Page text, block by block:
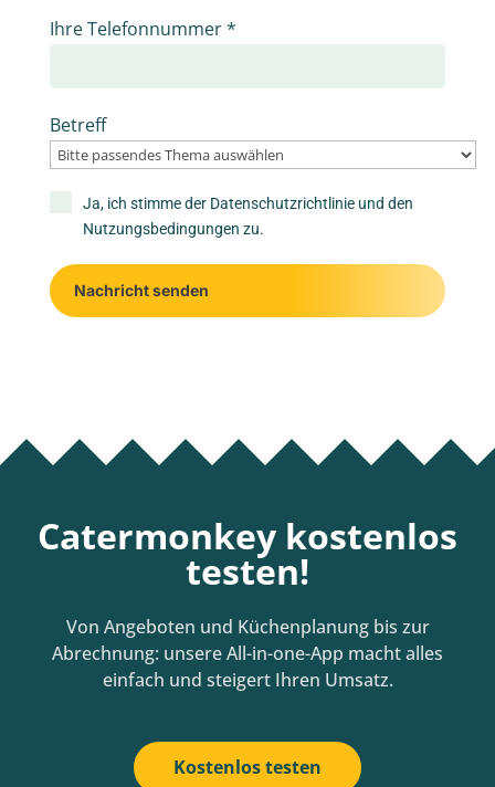
Ihre Telefonnummer*
Betreff
Ja, ich stimme der Datenschutzrichtlinieund den
Nutzungsbedingungen zu.
Nachricht senden
Catermonkey kostenlos
testen!
Von Angeboten und Küchenplanung bis zur
Abrechnung: unsere All-in-one-App macht alles
einfach und steigert Ihren Umsatz.
Kostenlos testen